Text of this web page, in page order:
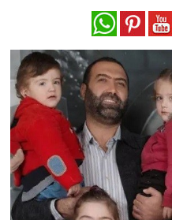
سياحة
وسفر
ديكور
أخبار
إعلام